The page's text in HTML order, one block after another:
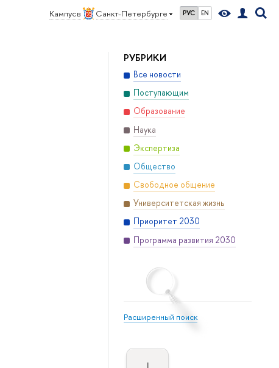
Кампус в Санкт-Петербурге РУС EN
РУБРИКИ
Все новости
Поступающим
Образование
Наука
Экспертиза
Общество
Свободное общение
Университетская жизнь
Приоритет 2030
Программа развития 2030
Расширенный поиск